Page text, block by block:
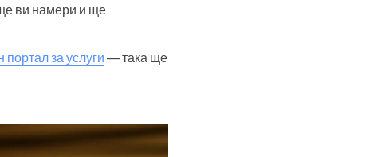
ви намери и ще
портал за услуги— така ще